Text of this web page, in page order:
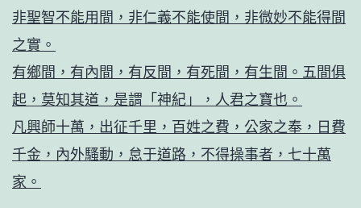
非聖智不能用間，非仁義不能使間，非微妙不能得間
之實。
有鄉間，有內間，有反間，有死間，有生間。五間俱
起，莫知其道，是謂「神紀」，人君之寶也。
凡興師十萬，出征千里，百姓之費，公家之奉，日費
千金，內外騷動，怠于道路，不得操事者，七十萬
家。